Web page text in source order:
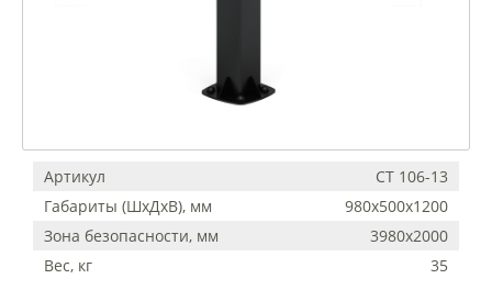
Артикул
СТ 106-13
Габариты (ШхДхВ), мм
980х500х1200
Зона безопасности, мм
3980х2000
Вес, кг
35